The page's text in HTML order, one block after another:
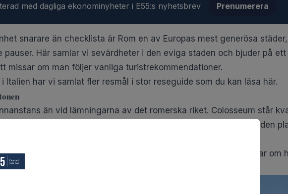
med dagliga ekonominyheter i E55:s nyhetsbrev Prenumerera
snarare än checklista är Rom en av Europas mest generösa
Här samlar vi sevärdheter i den eviga staden och bjuder på
missar om man följer vanliga turistrekommendationer.
Italien har vi samlat fler resmål i stor reseguide som du kan läsa här.
än vid lämningarna av det romerska riket. Colosseum står
Rom var världens maktcentrum. Intill ligger Forum Romanum, den
liv en gång utspelade sig.
Tempel, basilikor och triumfbågar ligger tätt och berättar om
härifrån.